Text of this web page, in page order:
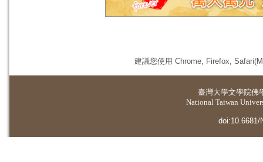
建議您使用 Chrome, Firefox,
臺灣大學文學院佛
National Taiwan
doi:10.6681/